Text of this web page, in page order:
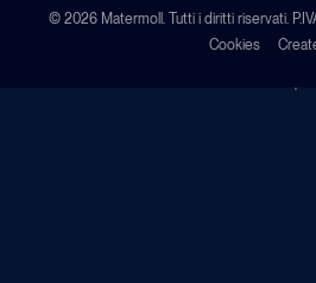
© 2026 Matermoll. Tutti i diritti riservati.
Cookies